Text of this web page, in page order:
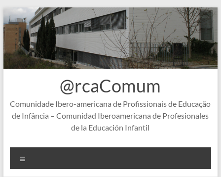
Skip
to
content
@rcaComum
Comunidade Ibero-americana de Profissionais de Educação
de Infância – Comunidad Iberoamericana de Profesionales
de la Educación Infantil